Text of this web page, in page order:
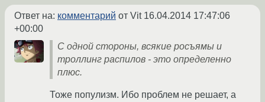
Ответ на: комментарий от Vit 16.04.2014 17:47:06
+00:00
С одной стороны, всякие росъямы и
троллинг распилов - это определенно
плюс.
Тоже популизм. Ибо проблем не решает, а